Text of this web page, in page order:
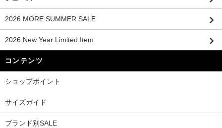
2026 MORE SUMMER SALE
2026 New Year Limited Item
コンテンツ
ショップポイント
サイズガイド
ブランド別SALE